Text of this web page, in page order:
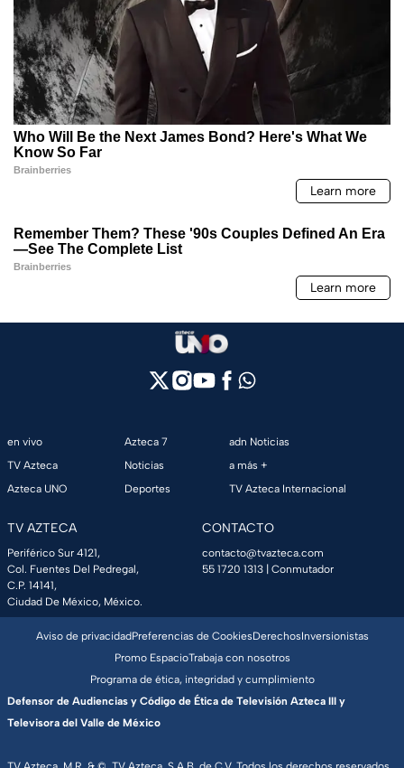
en vivo
TV Azteca
Azteca UNO
Azteca 7
Noticias
Deportes
adn Noticias
a más +
TV Azteca Internacional
TV AZTECA
Periférico Sur 4121,
Col. Fuentes Del Pedregal,
C.P. 14141,
Ciudad De México, México.
CONTACTO
contacto@tvazteca.com
55 1720 1313 | Conmutador
Aviso de privacidadPreferencias de CookiesDerechosInversionistas
Promo EspacioTrabaja con nosotros
Programa de ética, integridad y cumplimiento
Defensor de Audiencias y Código de Ética de Televisión Azteca III y
Televisora del Valle de México